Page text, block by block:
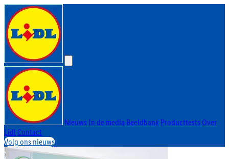
Nieuws In de mediaBeeldbank Producttests Over
Lidl Contact
Volg ons nieuws